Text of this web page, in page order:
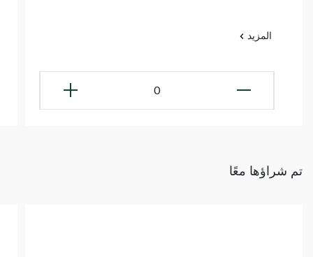
المزيد
0
تم شراؤها معًا